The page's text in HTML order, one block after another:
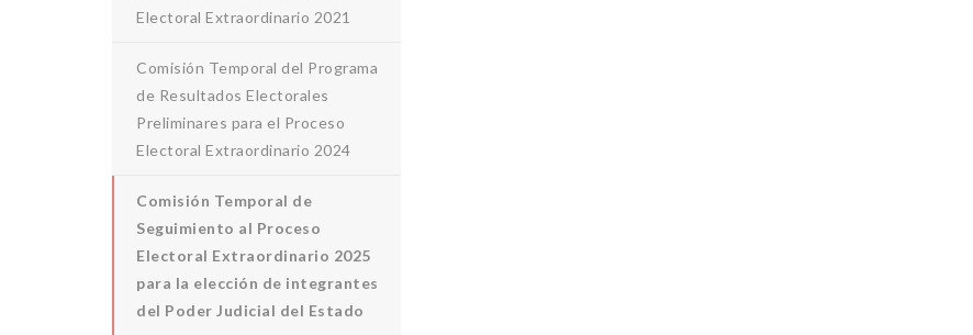
Electoral Extraordinario 2021
Comisión Temporal del Programa
de Resultados Electorales
Preliminares para el Proceso
Electoral Extraordinario 2024
Comisión Temporal de
Seguimiento al Proceso
Electoral Extraordinario 2025
para la elección de integrantes
del Poder Judicial del Estado